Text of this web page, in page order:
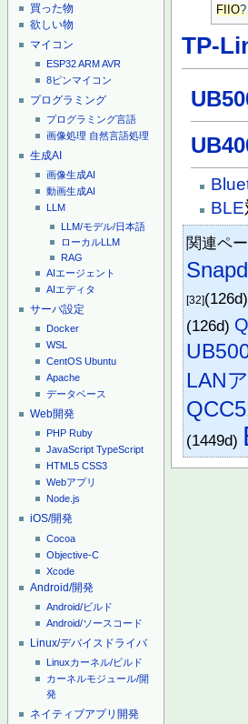
買った物
欲しい物
マイコン
ESP32ARMAVR
8ピンマイコン
プログラミング
プログラミング言語
画像処理 自然言語処理
生成AI
画像生成AI
動画生成AI
LLM
LLM/モデル/日本語
ローカルLLM
RAG
AIエージェント
AIエディタ
サーバ設定
Docker
WSL
CentOS Ubuntu
Apache
データベース
Web開発
PHP Ruby
JavaScript TypeScript
HTML5 CSS3
Webアプリ
Node.js
iOS/開発
Cocoa
Objective-C
Xcode
Android/開発
Android/ビルド
Android/ソースコード
Linux/デバイスドライバ
Linuxカーネル/ビルド
カーネルモジュール/開
発
ネイティブアプリ開発
FIIO?
TP-
BLE
関連ペ
[32](126d)
(126d)
LAN
(1449d)